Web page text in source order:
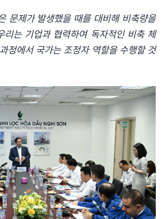
문제가 발생했을 때를 대비해 비축량을
리는 기업과 협력하여 독자적인 비축 체
정에서 국가는 조정자 역할을 수행할 것